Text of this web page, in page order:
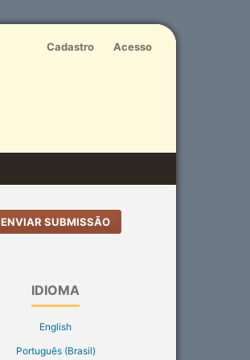
Cadastro Acesso
ENVIAR SUBMISSÃO
IDIOMA
English
Português (Brasil)